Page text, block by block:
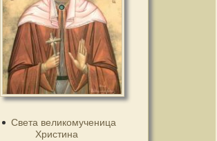
Света великомученица
Христина